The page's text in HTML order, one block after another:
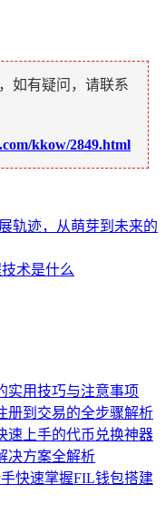
，如有疑问，请联系
kkow/2849.html
轨迹，从萌芽到未来的
术是什么
实用技巧与注意事项
册到交易的全步骤解析
速上手的代币兑换神器
决方案全解析
快速掌握FIL钱包搭建